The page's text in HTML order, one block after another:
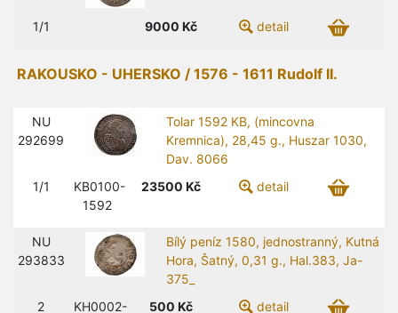
1/1 9000 Kč detail
RAKOUSKO - UHERSKO / 1576 - 1611 Rudolf II.
NU
292699
Tolar 1592 KB, (mincovna
Kremnica), 28,45 g., Huszar 1030,
Dav. 8066
1/1
KB0100-
1592
23500 Kč detail
NU
293833
Bílý peníz 1580, jednostranný, Kutná
Hora, Šatný, 0,31 g., Hal.383, Ja-
375_
2
KH0002- 500 Kč detail